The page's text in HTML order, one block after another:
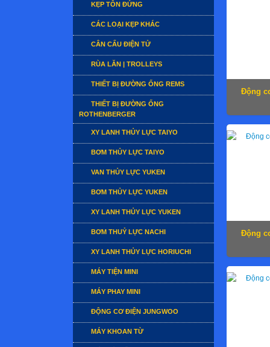
KẸP TÔN ĐỨNG
CÁC LOẠI KẸP KHÁC
CÂN CẨU ĐIỆN TỬ
RÙA LĂN | TROLLEYS
THIẾT BỊ ĐƯỜNG ỐNG REMS
THIẾT BỊ ĐƯỜNG ỐNG
ROTHENBERGER
XY LANH THỦY LỰC TAIYO
BƠM THỦY LỰC TAIYO
VAN THỦY LỰC YUKEN
BƠM THỦY LỰC YUKEN
XY LANH THỦY LỰC YUKEN
BƠM THUỶ LỰC NACHI
XY LANH THỦY LỰC HORIUCHI
MÁY TIỆN MINI
MÁY PHAY MINI
ĐỘNG CƠ ĐIỆN JUNGWOO
MÁY KHOAN TỪ
Động
Động